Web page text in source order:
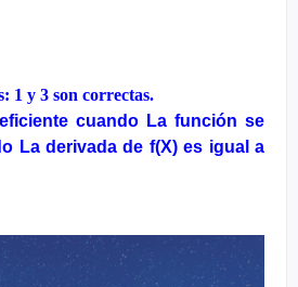
1 y 3 son correctas.
cuando La función se
La derivada de f(X) es igual a